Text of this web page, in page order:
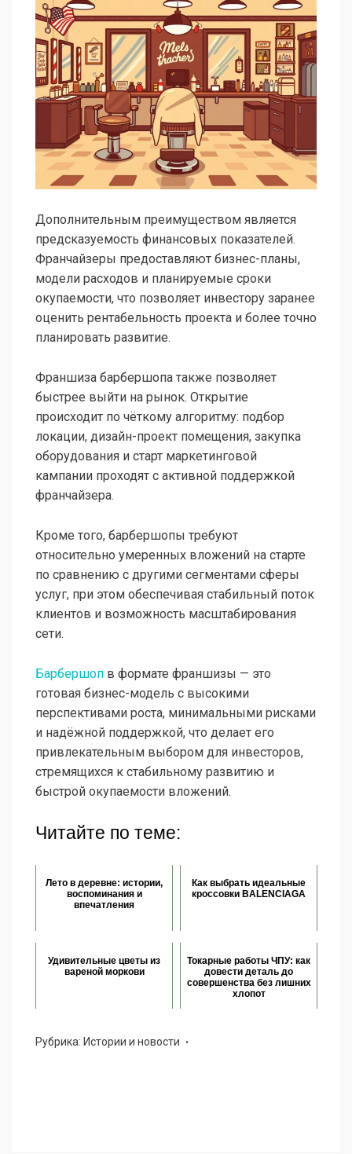
Дополнительным преимуществом является
предсказуемость финансовых показателей.
Франчайзеры предоставляют бизнес-планы,
модели расходов и планируемые сроки
окупаемости, что позволяет инвестору заранее
оценить рентабельность проекта и более точно
планировать развитие.
Франшиза барбершопа также позволяет
быстрее выйти на рынок. Открытие
происходит по чёткому алгоритму: подбор
локации, дизайн-проект помещения, закупка
оборудования и старт маркетинговой
кампании проходят с активной поддержкой
франчайзера.
Кроме того, барбершопы требуют
относительно умеренных вложений на старте
по сравнению с другими сегментами сферы
услуг, при этом обеспечивая стабильный поток
клиентов и возможность масштабирования
сети.
Барбершоп в формате франшизы — это
готовая бизнес-модель с высокими
перспективами роста, минимальными рисками
и надёжной поддержкой, что делает его
привлекательным выбором для инвесторов,
стремящихся к стабильному развитию и
быстрой окупаемости вложений.
Читайте по теме:
Лето в деревне: истории,
воспоминания и
впечатления
Как выбрать идеальные
кроссовки BALENCIAGA
Удивительные цветы из
вареной моркови
Токарные работы ЧПУ: как
довести деталь до
совершенства без лишних
хлопот
Рубрика: Истории и новости